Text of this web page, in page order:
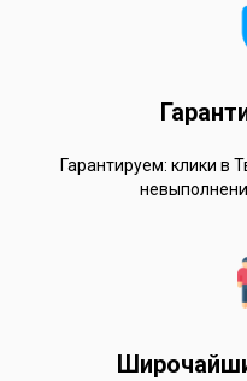
Гарантируем: клики в